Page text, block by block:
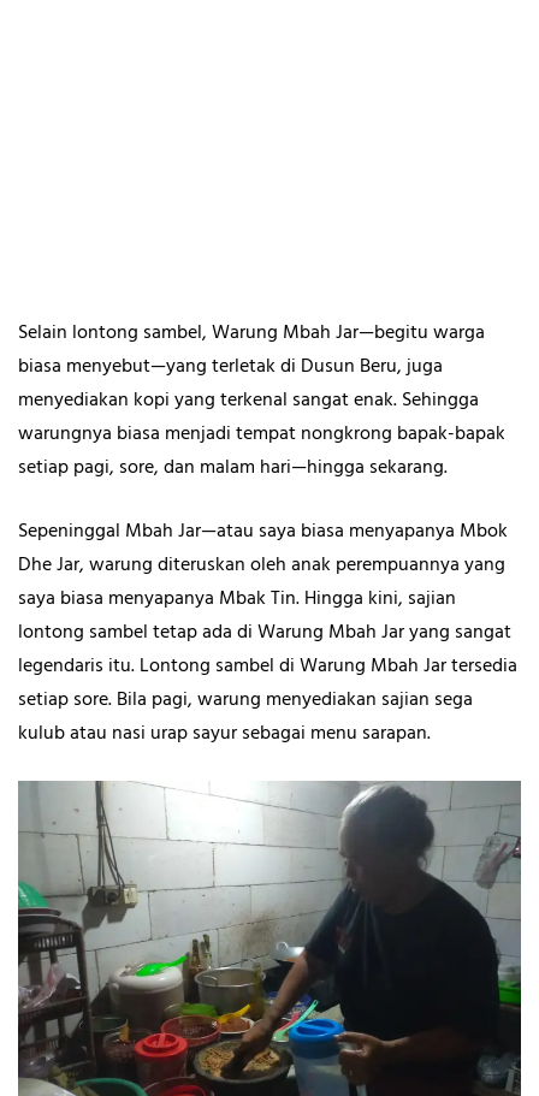
Selain lontong sambel, Warung Mbah Jar—begitu warga
biasa menyebut—yang terletak di Dusun Beru, juga
menyediakan kopi yang terkenal sangat enak. Sehingga
warungnya biasa menjadi tempat nongkrong bapak-bapak
setiap pagi, sore, dan malam hari—hingga sekarang.
Sepeninggal Mbah Jar—atau saya biasa menyapanya Mbok
Dhe Jar, warung diteruskan oleh anak perempuannya yang
saya biasa menyapanya Mbak Tin. Hingga kini, sajian
lontong sambel tetap ada di Warung Mbah Jar yang sangat
legendaris itu. Lontong sambel di Warung Mbah Jar tersedia
setiap sore. Bila pagi, warung menyediakan sajian sega
kulub atau nasi urap sayur sebagai menu sarapan.